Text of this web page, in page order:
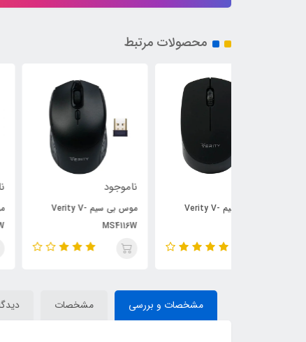
محصولات مرتبط
موس بی سیم Verity V-
موس بی سیم Verity V-
مشخصات و بررسی مشخصات